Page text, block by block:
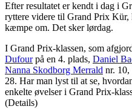
Efter resultatet er kendt i dag i
ryttere videre til Grand Prix Kür,
kæmpe om. Det sker lørdag.
I Grand Prix-klassen, som
Dufourpå en 4. plads, Daniel
Nanna Skodborg Merrald nr. 10,
28. Har man lyst til at se,
enkelte øvelser i Grand Prix-
(Details)